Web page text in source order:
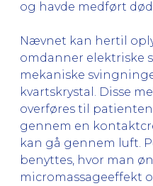
og havde medført
Nævnet kan hertil
omdanner elektriske
mekaniske
kvartskrystal. Disse
overføres til
gennem en
kan gå gennem luft.
benyttes, hvor man
micromassageeffekt